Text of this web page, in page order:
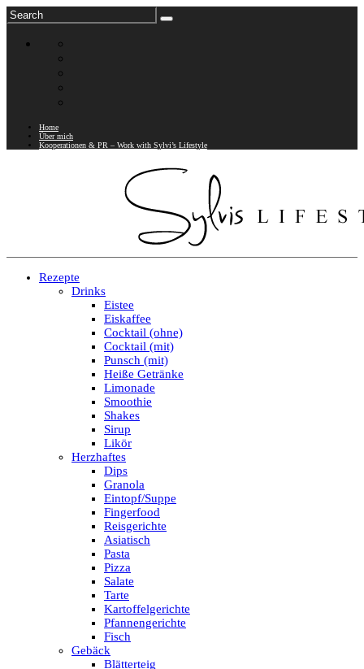
Home
Über mich
Kooperationen & PR – Work with Sylvi’s Lifestyle
Rezepte
Drinks
Eistee
Eiskaffee
Cocktail (ohne)
Cocktail (mit)
Punsch (mit)
Heiße Getränke
Limonade
Smoothie
Shakes
Sirup
Likör
Herzhaftes
Dips
Granola
Eintopf/Suppe
Fingerfood
Reisgerichte
Asiatisch
Pasta
Pizza
Salate
Tarte
Kartoffelgerichte
Pfannengerichte
Fisch
Gebäck
Blätterteig